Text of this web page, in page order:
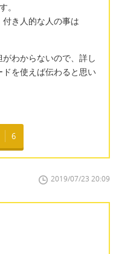
。
き人的な人の事は
わからないので、詳し
を使えば伝わると思い
6
2019/07/23 20:09